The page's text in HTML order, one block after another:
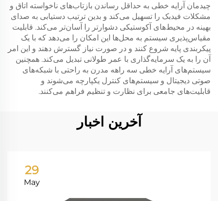
چیدمان آرایه خطی به حداقل رساندن بازتاب‌های ناخواسته اتاق و
مشکلات فیدبک را تسهیل می‌کند و بدین ترتیب دستیابی به صدای
بهینه در محیط‌های آکوستیکی دشوارتر را آسان‌تر می‌کند. قابلیت
مقیاس‌پذیری سیستم به محل‌ها این امکان را می‌دهد که با یک
پیکربندی پایه شروع کنند و در صورت نیاز گسترش دهند و این امر
آن را به یک سرمایه‌گذاری با عمر طولانی تبدیل می‌کند. همچنین
سیستم‌های آرایه خطی سه راهه مدرن به راحتی با شبکه‌های
صوتی دیجیتال و سیستم‌های کنترل یکپارچه می‌شوند و
قابلیت‌های جامعی برای نظارت و تنظیم فراهم می‌کنند.
آخرین اخبار
29
May